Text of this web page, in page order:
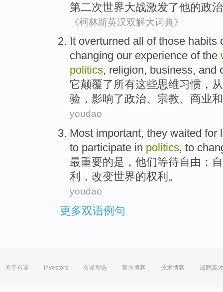
第二次世界大战激发了他的政治
《柯林斯英汉双解大词典》
It overturned all of those habits
changing our experience ofthe
politics, religion, business, and
它颠覆了 所有这些思维习惯 ，
验 ， 影响了政治、 宗教、 商业和
youdao
Most important, they waited for
to participate in politics, to
最重要的是， 他们等待自由 ：
利， 改变世界的权利。
youdao
更多双语例句
关于有道 Investors 有道智选 官方博客 技术博客 诚聘英才